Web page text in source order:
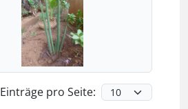
Einträge pro Seite: